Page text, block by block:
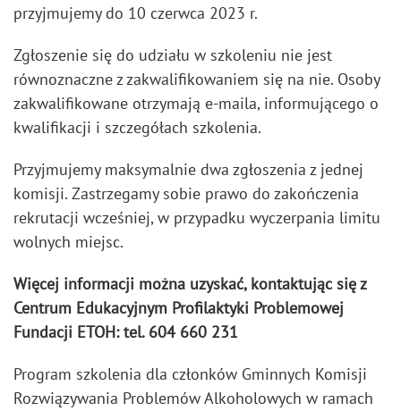
przyjmujemy do 10 czerwca 2023 r.
Zgłoszenie się do udziału w szkoleniu nie jest
równoznaczne z zakwalifikowaniem się na nie. Osoby
zakwalifikowane otrzymają e-maila, informującego o
kwalifikacji i szczegółach szkolenia.
Przyjmujemy maksymalnie dwa zgłoszenia z jednej
komisji. Zastrzegamy sobie prawo do zakończenia
rekrutacji wcześniej, w przypadku wyczerpania limitu
wolnych miejsc.
Więcej informacji można uzyskać, kontaktując się z
Centrum Edukacyjnym Profilaktyki Problemowej
Fundacji ETOH: tel. 604 660 231
Program szkolenia dla członków Gminnych Komisji
Rozwiązywania Problemów Alkoholowych w ramach